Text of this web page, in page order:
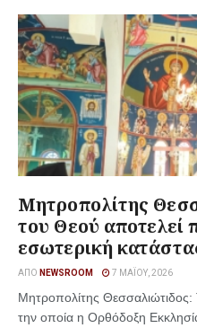
Μητροπολίτης
του Θεού αποτελεί
εσωτερική
ΑΠΌ NEWSROOM 7 ΜΑΪ́ΟΥ, 2026
Μητροπολίτης
την οποία η Ορθόδοξη